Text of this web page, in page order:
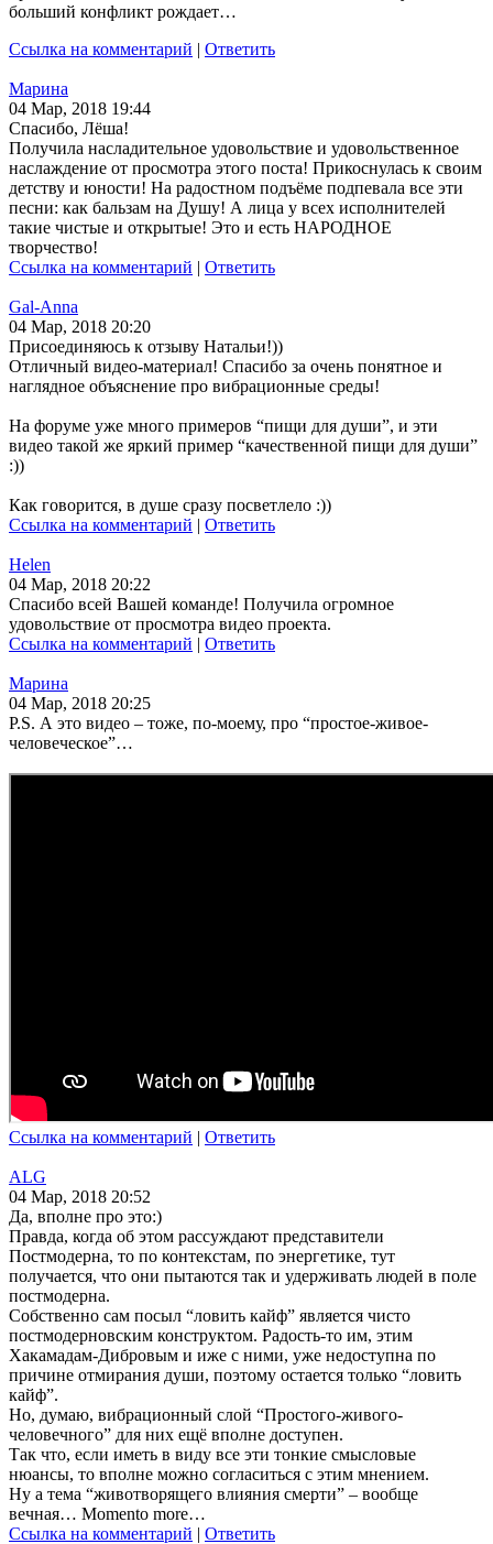
больший конфликт рождает…
Ссылка на комментарий | Ответить
Марина
04 Мар, 2018 19:44
Спасибо, Лёша!
Получила насладительное удовольствие и удовольственное
наслаждение от просмотра этого поста! Прикоснулась к своим
детству и юности! На радостном подъёме подпевала все эти
песни: как бальзам на Душу! А лица у всех исполнителей
такие чистые и открытые! Это и есть НАРОДНОЕ
творчество!
Ссылка на комментарий | Ответить
Gal-Anna
04 Мар, 2018 20:20
Присоединяюсь к отзыву Натальи!))
Отличный видео-материал! Спасибо за очень понятное и
наглядное объяснение про вибрационные среды!
На форуме уже много примеров “пищи для души”, и эти
видео такой же яркий пример “качественной пищи для души”
:))
Как говорится, в душе сразу посветлело :))
Ссылка на комментарий | Ответить
Helen
04 Мар, 2018 20:22
Спасибо всей Вашей команде! Получила огромное
удовольствие от просмотра видео проекта.
Ссылка на комментарий | Ответить
Марина
04 Мар, 2018 20:25
P.S. А это видео – тоже, по-моему, про “простое-живое-
человеческое”…
Ссылка на комментарий | Ответить
ALG
04 Мар, 2018 20:52
Да, вполне про это:)
Правда, когда об этом рассуждают представители
Постмодерна, то по контекстам, по энергетике, тут
получается, что они пытаются так и удерживать людей в поле
постмодерна.
Собственно сам посыл “ловить кайф” является чисто
постмодерновским конструктом. Радость-то им, этим
Хакамадам-Дибровым и иже с ними, уже недоступна по
причине отмирания души, поэтому остается только “ловить
кайф”.
Но, думаю, вибрационный слой “Простого-живого-
человечного” для них ещё вполне доступен.
Так что, если иметь в виду все эти тонкие смысловые
нюансы, то вполне можно согласиться с этим мнением.
Ну а тема “животворящего влияния смерти” – вообще
вечная… Momento more…
Ссылка на комментарий | Ответить